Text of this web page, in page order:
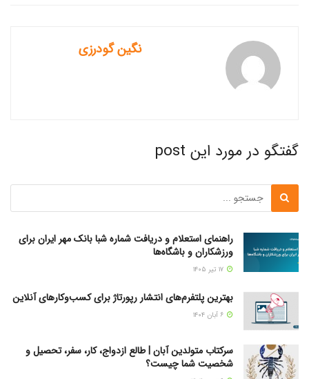
نگین گودرزی
گفتگو در مورد این post
راهنمای استعلام و دریافت شماره شبا بانک مهر ایران برای
ورزشکاران و باشگاه‌ها
بهترین پلتفرم‌های انتشار رپورتاژ برای کسب‌وکارهای آنلاین
سرکتاب متولدین آبان | طالع ازدواج، کار، سفر، تحصیل و
شخصیت شما چیست؟